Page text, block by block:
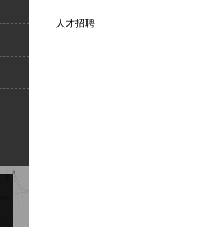
人才招聘